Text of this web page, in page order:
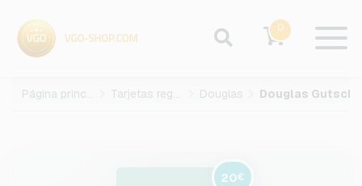
0
Página principal Tarjetas regalo Douglas
20€